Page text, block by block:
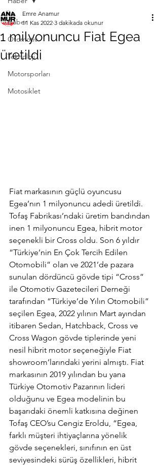
Haber
Otomotiv
Teknoloji
Motorsporları
Motosiklet
1 milyonuncu Fiat Egea
üretildi
Emre Anamur
11 Kas 2022 3 dakikada okunur
Fiat markasının güçlü oyuncusu
Egea’nın 1 milyonuncu adedi üretildi.
Tofaş Fabrikası’ndaki üretim bandından
inen 1 milyonuncu Egea, hibrit motor
seçenekli bir Cross oldu. Son 6 yıldır
“Türkiye’nin En Çok Tercih Edilen
Otomobili” olan ve 2021’de pazara
sunulan dördüncü gövde tipi “Cross”
ile Otomotiv Gazetecileri Derneği
tarafından “Türkiye’de Yılın Otomobili”
seçilen Egea, 2022 yılının Mart ayından
itibaren Sedan, Hatchback, Cross ve
Cross Wagon gövde tiplerinde yeni
nesil hibrit motor seçeneğiyle Fiat
showroom’larındaki yerini almıştı. Fiat
markasının 2019 yılından bu yana
Türkiye Otomotiv Pazarının lideri
olduğunu ve Egea modelinin bu
başarıdaki önemli katkısına değinen
Tofaş CEO’su Cengiz Eroldu, “Egea,
farklı müşteri ihtiyaçlarına yönelik
gövde seçenekleri, sınıfının en üst
seviyesindeki sürüş özellikleri, hibrit